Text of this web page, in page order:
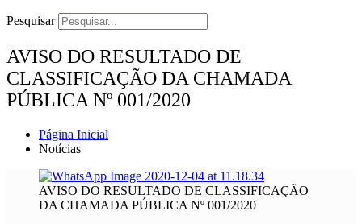
Pesquisar
AVISO DO RESULTADO DE
CLASSIFICAÇÃO DA CHAMADA
PÚBLICA Nº 001/2020
Página Inicial
Notícias
AVISO DO RESULTADO DE CLASSIFICAÇÃO
DA CHAMADA PÚBLICA Nº 001/2020